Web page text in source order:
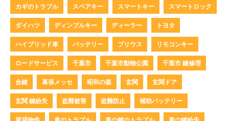
カギのトラブル スペアキー スマートキー スマートロック
ダイハツ ディンプルキー ディーラー トヨタ
ハイブリッド車 バッテリー プリウス リモコンキー
ロードサービス 千葉市 千葉市動物公園 千葉市 鍵修理
合鍵 幕張メッセ 昭和の森 玄関 玄関ドア
玄関 鍵紛失 盗難被害 盗難防止 補助バッテリー